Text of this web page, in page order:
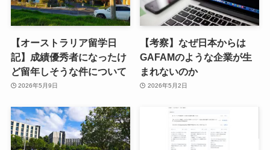
【オーストラリア留学日
記】成績優秀者になったけ
ど留年しそうな件について
2026年5月9日
【考察】なぜ日本からは
GAFAMのような企業が生
まれないのか
2026年5月2日